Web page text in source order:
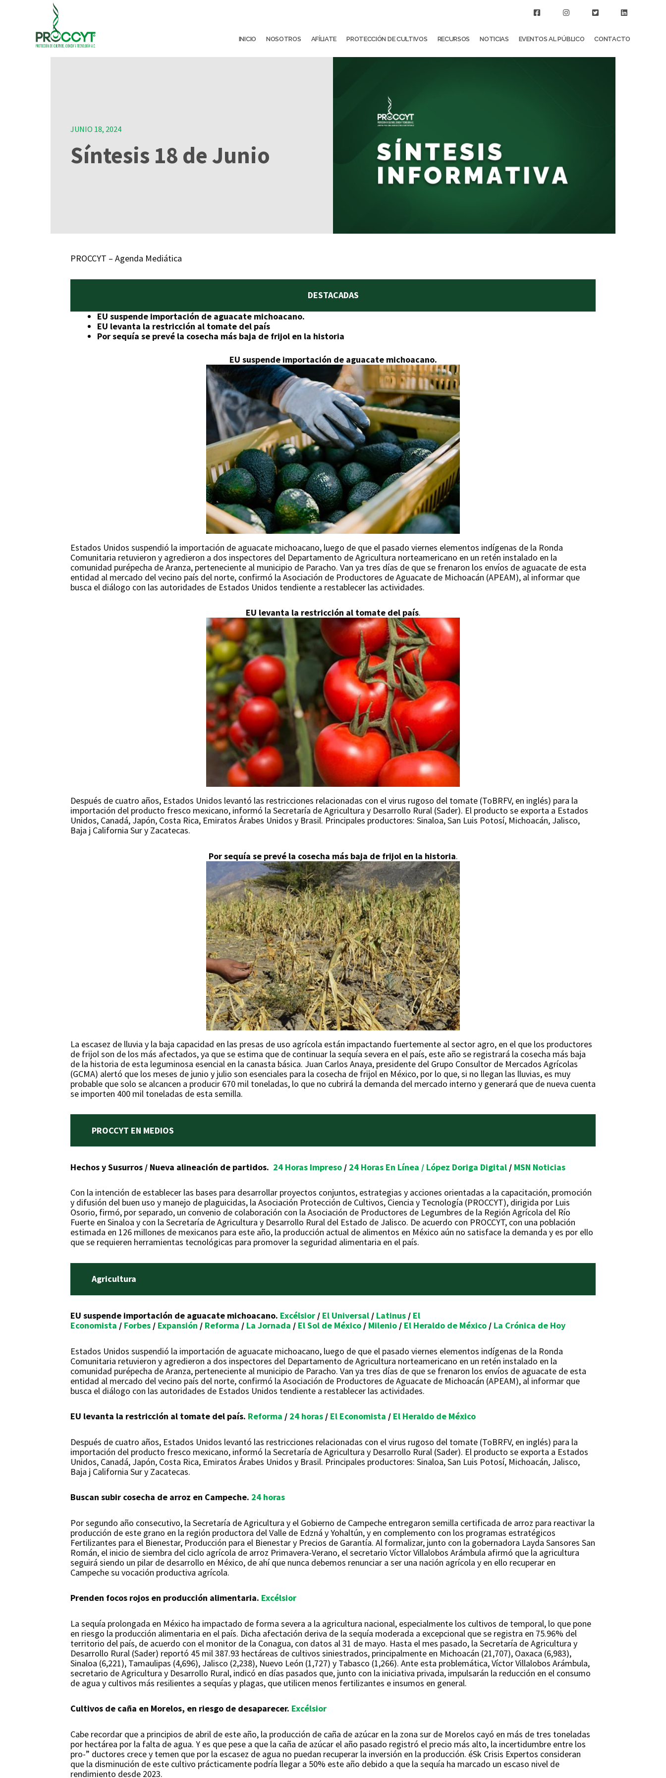
INICIO NOSOTROS AFÍLIATE PROTECCIÓN DE CULTIVOS RECURSOS NOTICIAS EVENTOS AL PÚBLICO CONTACTO
JUNIO 18, 2024
Síntesis 18 de Junio
PROCCYT – Agenda Mediática
DESTACADAS
EU suspende importación de aguacate michoacano.
EU levanta la restricción al tomate del país
Por sequía se prevé la cosecha más baja de frijol en la historia
EU suspende importación de aguacate michoacano.
Estados Unidos suspendió la importación de aguacate michoacano, luego de que el pasado viernes elementos indígenas de la Ronda
Comunitaria retuvieron y agredieron a dos inspectores del Departamento de Agricultura norteamericano en un retén instalado en la
comunidad purépecha de Aranza, perteneciente al municipio de Paracho. Van ya tres días de que se frenaron los envíos de aguacate de esta
entidad al mercado del vecino país del norte, confirmó la Asociación de Productores de Aguacate de Michoacán (APEAM), al informar que
busca el diálogo con las autoridades de Estados Unidos tendiente a restablecer las actividades.
EU levanta la restricción al tomate del país.
Después de cuatro años, Estados Unidos levantó las restricciones relacionadas con el virus rugoso del tomate (ToBRFV, en inglés) para la
importación del producto fresco mexicano, informó la Secretaría de Agricultura y Desarrollo Rural (Sader). El producto se exporta a Estados
Unidos, Canadá, Japón, Costa Rica, Emiratos Árabes Unidos y Brasil. Principales productores: Sinaloa, San Luis Potosí, Michoacán, Jalisco,
Baja j California Sur y Zacatecas.
Por sequía se prevé la cosecha más baja de frijol en la historia.
La escasez de lluvia y la baja capacidad en las presas de uso agrícola están impactando fuertemente al sector agro, en el que los productores
de frijol son de los más afectados, ya que se estima que de continuar la sequía severa en el país, este año se registrará la cosecha más baja
de la historia de esta leguminosa esencial en la canasta básica. Juan Carlos Anaya, presidente del Grupo Consultor de Mercados Agrícolas
(GCMA) alertó que los meses de junio y julio son esenciales para la cosecha de frijol en México, por lo que, si no llegan las lluvias, es muy
probable que solo se alcancen a producir 670 mil toneladas, lo que no cubrirá la demanda del mercado interno y generará que de nueva cuenta
se importen 400 mil toneladas de esta semilla.
PROCCYT EN MEDIOS
Hechos y Susurros / Nueva alineación de partidos. 24 Horas Impreso / 24 Horas En Línea / López Doriga Digital / MSN Noticias
Con la intención de establecer las bases para desarrollar proyectos conjuntos, estrategias y acciones orientadas a la capacitación, promoción
y difusión del buen uso y manejo de plaguicidas, la Asociación Protección de Cultivos, Ciencia y Tecnología (PROCCYT), dirigida por Luis
Osorio, firmó, por separado, un convenio de colaboración con la Asociación de Productores de Legumbres de la Región Agrícola del Río
Fuerte en Sinaloa y con la Secretaría de Agricultura y Desarrollo Rural del Estado de Jalisco. De acuerdo con PROCCYT, con una población
estimada en 126 millones de mexicanos para este año, la producción actual de alimentos en México aún no satisface la demanda y es por ello
que se requieren herramientas tecnológicas para promover la seguridad alimentaria en el país.
Agricultura
EU suspende importación de aguacate michoacano. Excélsior / El Universal / Latinus / El
Economista / Forbes / Expansión / Reforma / La Jornada / El Sol de México / Milenio / El Heraldo de México / La Crónica de Hoy
Estados Unidos suspendió la importación de aguacate michoacano, luego de que el pasado viernes elementos indígenas de la Ronda
Comunitaria retuvieron y agredieron a dos inspectores del Departamento de Agricultura norteamericano en un retén instalado en la
comunidad purépecha de Aranza, perteneciente al municipio de Paracho. Van ya tres días de que se frenaron los envíos de aguacate de esta
entidad al mercado del vecino país del norte, confirmó la Asociación de Productores de Aguacate de Michoacán (APEAM), al informar que
busca el diálogo con las autoridades de Estados Unidos tendiente a restablecer las actividades.
EU levanta la restricción al tomate del país. Reforma / 24 horas / El Economista / El Heraldo de México
Después de cuatro años, Estados Unidos levantó las restricciones relacionadas con el virus rugoso del tomate (ToBRFV, en inglés) para la
importación del producto fresco mexicano, informó la Secretaría de Agricultura y Desarrollo Rural (Sader). El producto se exporta a Estados
Unidos, Canadá, Japón, Costa Rica, Emiratos Árabes Unidos y Brasil. Principales productores: Sinaloa, San Luis Potosí, Michoacán, Jalisco,
Baja j California Sur y Zacatecas.
Buscan subir cosecha de arroz en Campeche. 24 horas
Por segundo año consecutivo, la Secretaría de Agricultura y el Gobierno de Campeche entregaron semilla certificada de arroz para reactivar la
producción de este grano en la región productora del Valle de Edzná y Yohaltún, y en complemento con los programas estratégicos
Fertilizantes para el Bienestar, Producción para el Bienestar y Precios de Garantía. Al formalizar, junto con la gobernadora Layda Sansores San
Román, el inicio de siembra del ciclo agrícola de arroz Primavera-Verano, el secretario Víctor Villalobos Arámbula afirmó que la agricultura
seguirá siendo un pilar de desarrollo en México, de ahí que nunca debemos renunciar a ser una nación agrícola y en ello recuperar en
Campeche su vocación productiva agrícola.
Prenden focos rojos en producción alimentaria. Excélsior
La sequía prolongada en México ha impactado de forma severa a la agricultura nacional, especialmente los cultivos de temporal, lo que pone
en riesgo la producción alimentaria en el país. Dicha afectación deriva de la sequía moderada a excepcional que se registra en 75.96% del
territorio del país, de acuerdo con el monitor de la Conagua, con datos al 31 de mayo. Hasta el mes pasado, la Secretaría de Agricultura y
Desarrollo Rural (Sader) reportó 45 mil 387.93 hectáreas de cultivos siniestrados, principalmente en Michoacán (21,707), Oaxaca (6,983),
Sinaloa (6,221), Tamaulipas (4,696), Jalisco (2,238), Nuevo León (1,727) y Tabasco (1,266). Ante esta problemática, Víctor Villalobos Arámbula,
secretario de Agricultura y Desarrollo Rural, indicó en días pasados que, junto con la iniciativa privada, impulsarán la reducción en el consumo
de agua y cultivos más resilientes a sequías y plagas, que utilicen menos fertilizantes e insumos en general.
Cultivos de caña en Morelos, en riesgo de desaparecer. Excélsior
Cabe recordar que a principios de abril de este año, la producción de caña de azúcar en la zona sur de Morelos cayó en más de tres toneladas
por hectárea por la falta de agua. Y es que pese a que la caña de azúcar el año pasado registró el precio más alto, la incertidumbre entre los
pro-” ductores crece y temen que por la escasez de agua no puedan recuperar la inversión en la producción. éSk Crisis Expertos consideran
que la disminución de este cultivo prácticamente podría llegar a 50% este año debido a que la sequía ha marcado un escaso nivel de
rendimiento desde 2023.